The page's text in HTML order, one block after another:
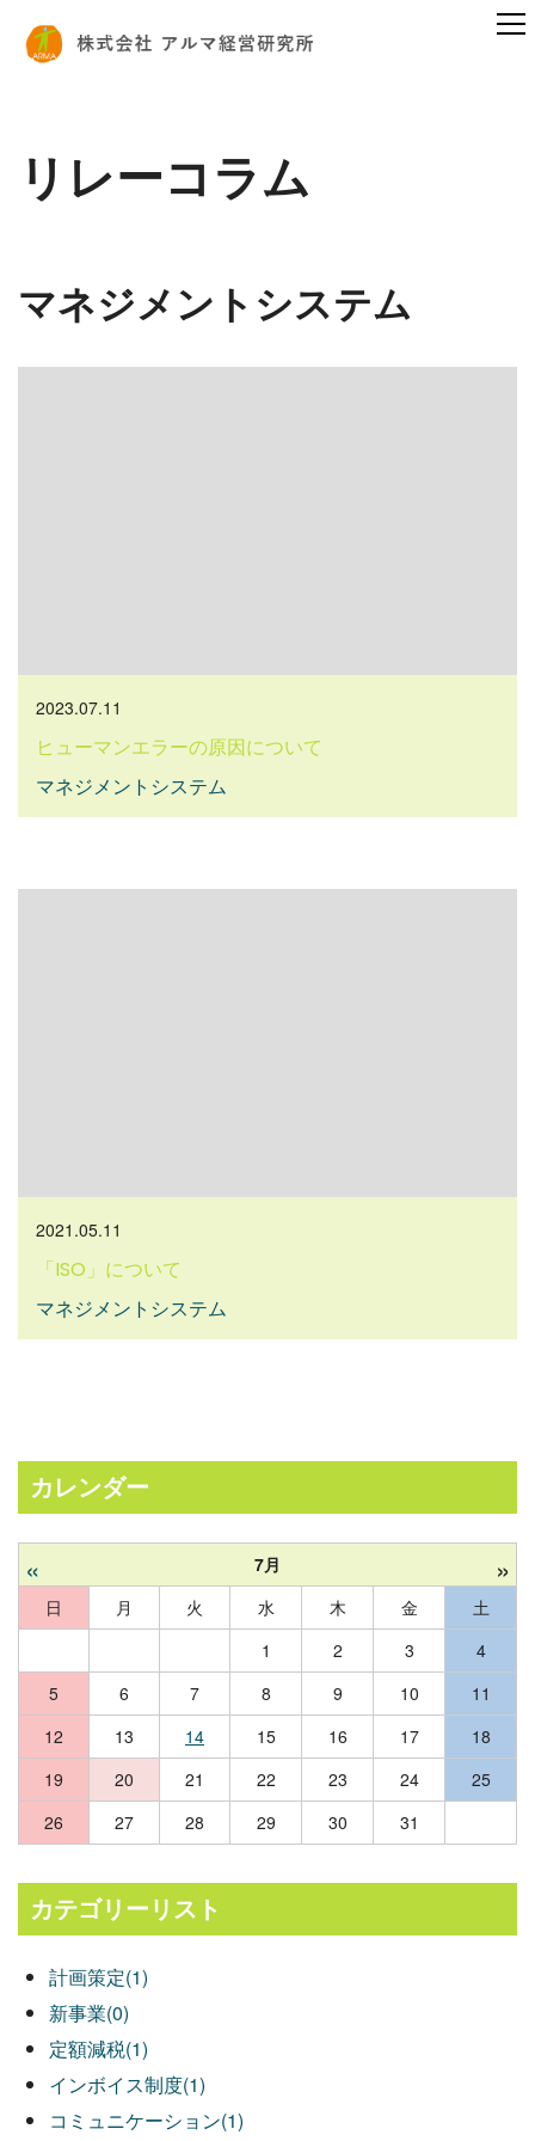
リレーコラム
マネジメントシステム
ヒューマンエラーの原因について
2023.07.11
マネジメントシステム
「ISO」について
2021.05.11
マネジメントシステム
カレンダー
« 7月 »
日 月 火 水 木 金
土
1
2 3
4
5
6 7 8 9 10
11
12
13 14 15 16 17
18
19
20 21 22 23 24
25
26
27 28 29 30 31
カテゴリーリスト
計画策定(1)
新事業(0)
定額減税(1)
インボイス制度(1)
コミュニケーション(1)